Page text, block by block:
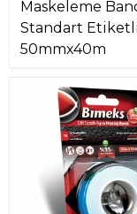
Maskeleme
Standart Etiketli
50mmx40m